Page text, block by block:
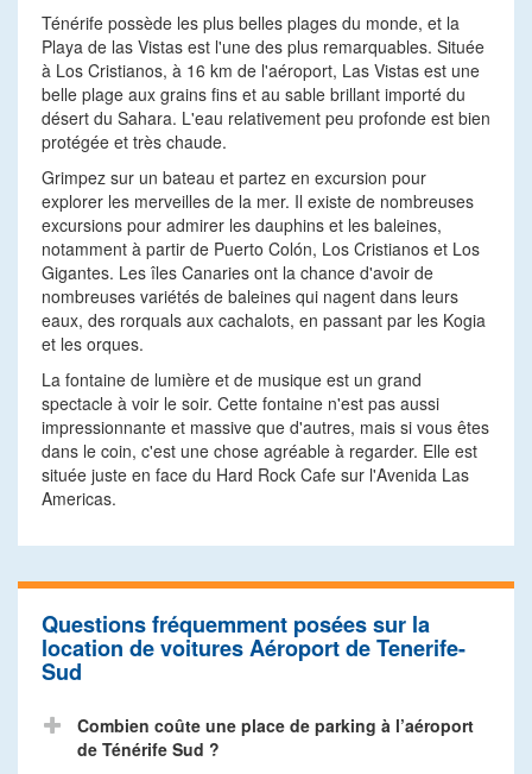
Ténérife possède les plus belles plages du monde, et la
Playa de las Vistas est l'une des plus remarquables. Située
à Los Cristianos, à 16 km de l'aéroport, Las Vistas est une
belle plage aux grains fins et au sable brillant importé du
désert du Sahara. L'eau relativement peu profonde est bien
protégée et très chaude.
Grimpez sur un bateau et partez en excursion pour
explorer les merveilles de la mer. Il existe de nombreuses
excursions pour admirer les dauphins et les baleines,
notamment à partir de Puerto Colón, Los Cristianos et Los
Gigantes. Les îles Canaries ont la chance d'avoir de
nombreuses variétés de baleines qui nagent dans leurs
eaux, des rorquals aux cachalots, en passant par les Kogia
et les orques.
La fontaine de lumière et de musique est un grand
spectacle à voir le soir. Cette fontaine n'est pas aussi
impressionnante et massive que d'autres, mais si vous êtes
dans le coin, c'est une chose agréable à regarder. Elle est
située juste en face du Hard Rock Cafe sur l'Avenida Las
Americas.
Questions fréquemment posées sur la
location de voitures Aéroport de Tenerife-
Sud
Combien coûte une place de parking à l’aéroport
de Ténérife Sud ?